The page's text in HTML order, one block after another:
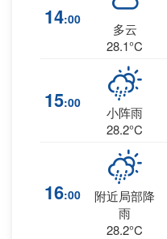
14:00
多云
28.1°C
15:00
小阵雨
28.2°C
16:00
附近局部降
雨
28.2°C